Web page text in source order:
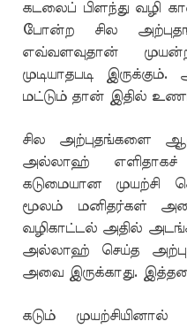
கடலைப் பிளந்து வழி
போன்ற சில
எவ்வளவுதான்
முடியாதபடி
மட்டும் தான் இதில் உணர
சில அற்புதங்களை
அல்லாஹ் எளிதாகச்
கடுமையான முயற்சி
மூலம் மனிதர்கள்
வழிகாட்டல் அதில்
அல்லாஹ் செய்த
அவை இருக்காது.
கடும்